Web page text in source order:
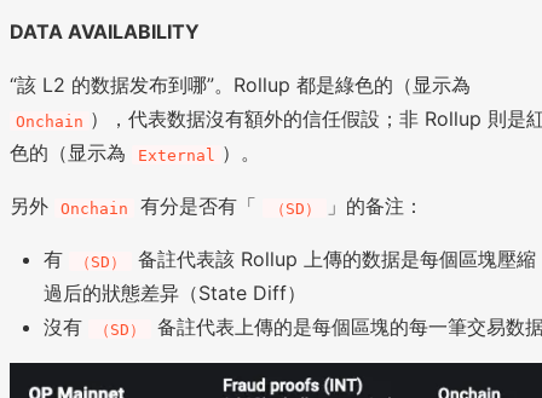
DATA AVAILABILITY
“該 L2 的数据发布到哪”。Rollup 都是綠色的（显示為
Onchain ），代表数据沒有額外的信任假設；非 Rollup 則是
色的（显示為
External ）。
另外 Onchain 有分是否有「 （SD） 」的备注：
有 （SD）
备註代表該 Rollup 上傳的数据是每個區塊壓縮
過后的狀態差异（State Diff）
沒有
（SD） 备註代表上傳的是每個區塊的每一筆交易数